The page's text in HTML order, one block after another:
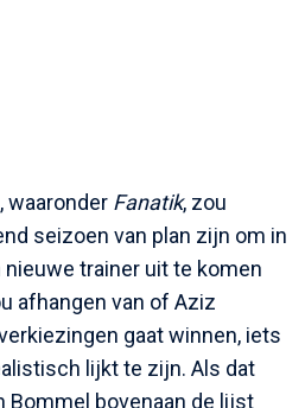
waaronder Fanatik, zou
seizoen van plan zijn om in
trainer uit te komen
afhangen van of Aziz
gaat winnen, iets
lijkt te zijn. Als dat
Bommel bovenaan de lijst